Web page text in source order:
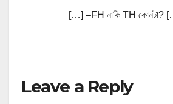
[…] –FH নাকি TH কোনটা?
Leave a Reply